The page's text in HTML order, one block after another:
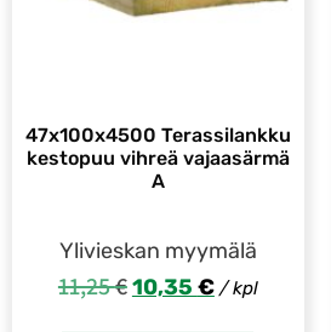
47x100x4500 Terassilankku
kestopuu vihreä vajaasärmä
A
Ylivieskan myymälä
11,25€10,35 €/ kpl